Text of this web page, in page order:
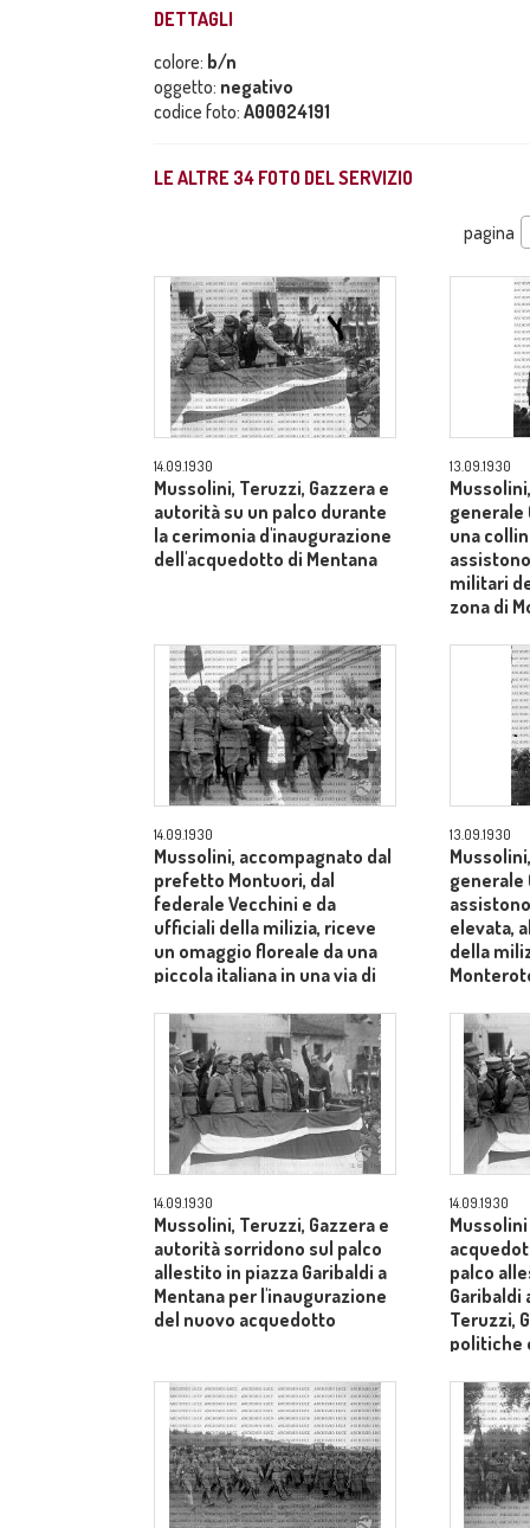
DETTAGLI
colore: b/n
oggetto: negativo
codice foto: A00024191
LE ALTRE 34 FOTO DEL SERVIZIO
pagina
14.09.1930
Mussolini, Teruzzi, Gazzera e
autorità su un palco durante
la cerimonia d'inaugurazione
dell'acquedotto di Mentana
13.09.1930
generale
una
militari
zona di
14.09.1930
Mussolini, accompagnato dal
prefetto Montuori, dal
federale Vecchini e da
ufficiali della milizia, riceve
un omaggio floreale da una
piccola italiana in una via di
13.09.1930
generale
elevata,
della
14.09.1930
Mussolini, Teruzzi, Gazzera e
autorità sorridono sul palco
allestito in piazza Garibaldi a
Mentana per l'inaugurazione
del nuovo acquedotto
14.09.1930
palco
Garibaldi
Teruzzi,
politiche